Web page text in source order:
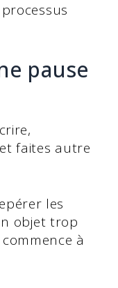
pause
faites autre
les
objet trop
à